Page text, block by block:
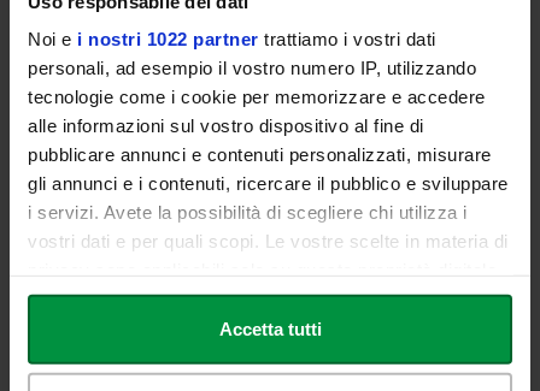
Noi e i nostri 1022 partner trattiamo i vostri dati
personali, ad esempio il vostro numero IP, utilizzando
tecnologie come i cookie per memorizzare e accedere
alle informazioni sul vostro dispositivo al fine di
pubblicare annunci e contenuti personalizzati, misurare
gli annunci e i contenuti, ricercare il pubblico e sviluppare
i servizi. Avete la possibilità di scegliere chi utilizza i
vostri dati e per quali scopi. Le vostre scelte in materia di
in cui avete effettuato le vostre scelte. È possibile
modificare o revocare il proprio consenso in qualsiasi
momento dalla Dichiarazione sui cookie o facendo clic
Accetta tutti
Modera:
Giorgio Grimaldi
Link Campus University - Coordinatore del Modulo Jean Monnet
EDSCEU
Il webinar sarà trasmesso in diretta sulla pagina Facebook e sul
canale YouTube di Euractiv Italia
Facebook:https://www.facebook.com/EURACTIVItalia